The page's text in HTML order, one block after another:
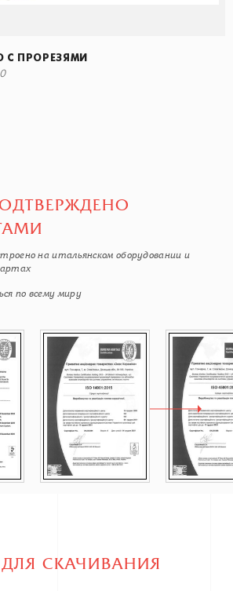
С ПРОРЕЗЯМИ
С ПРОРЕЗЯМИ
на итальянском оборудовании и
по всему миру
СКАЧИВАНИЯ